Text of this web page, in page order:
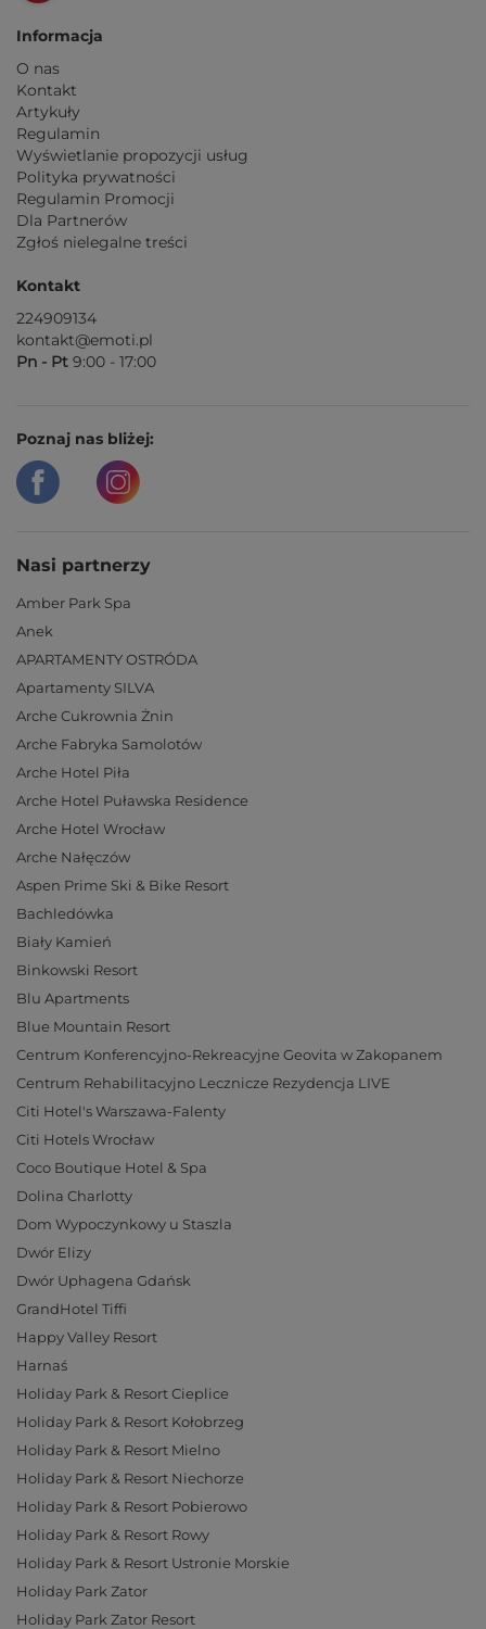
Informacja
O nas
Kontakt
Artykuły
Regulamin
Wyświetlanie propozycji usług
Polityka prywatności
Regulamin Promocji
Dla Partnerów
Zgłoś nielegalne treści
Kontakt
224909134
kontakt@emoti.pl
Pn - Pt 9:00 - 17:00
Poznaj nas bliżej:
Nasi partnerzy
Amber Park Spa
Anek
APARTAMENTY OSTRÓDA
Apartamenty SILVA
Arche Cukrownia Żnin
Arche Fabryka Samolotów
Arche Hotel Piła
Arche Hotel Puławska Residence
Arche Hotel Wrocław
Arche Nałęczów
Aspen Prime Ski & Bike Resort
Bachledówka
Biały Kamień
Binkowski Resort
Blu Apartments
Blue Mountain Resort
Centrum Konferencyjno-Rekreacyjne Geovita w Zakopanem
Centrum Rehabilitacyjno Lecznicze Rezydencja LIVE
Citi Hotel's Warszawa-Falenty
Citi Hotels Wrocław
Coco Boutique Hotel & Spa
Dolina Charlotty
Dom Wypoczynkowy u Staszla
Dwór Elizy
Dwór Uphagena Gdańsk
GrandHotel Tiffi
Happy Valley Resort
Harnaś
Holiday Park & Resort Cieplice
Holiday Park & Resort Kołobrzeg
Holiday Park & Resort Mielno
Holiday Park & Resort Niechorze
Holiday Park & Resort Pobierowo
Holiday Park & Resort Rowy
Holiday Park & Resort Ustronie Morskie
Holiday Park Zator
Holiday Park Zator Resort